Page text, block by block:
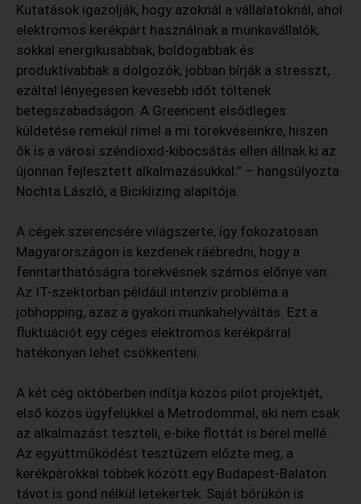
Kutatások igazolják, hogy azoknál a vállalatoknál, ahol
elektromos kerékpárt használnak a munkavállalók,
sokkal energikusabbak, boldogabbak és
produktívabbak a dolgozók, jobban bírják a stresszt,
ezáltal lényegesen kevesebb időt töltenek
betegszabadságon. A Greencent elsődleges
küldetése remekül rímel a mi törekvéseinkre, hiszen
ők is a városi széndioxid-kibocsátás ellen állnak ki az
újonnan fejlesztett alkalmazásukkal.” – hangsúlyozta
Nochta László, a Biciklizing alapítója.
A cégek szerencsére világszerte, így fokozatosan
Magyarországon is kezdenek ráébredni, hogy a
fenntarthatóságra törekvésnek számos előnye van.
Az IT-szektorban például intenzív probléma a
jobhopping, azaz a gyakori munkahelyváltás. Ezt a
fluktuációt egy céges elektromos kerékpárral
hatékonyan lehet csökkenteni.
A két cég októberben indítja közös pilot projektjét,
első közös ügyfelükkel a Metrodommal, aki nem csak
az alkalmazást teszteli, e-bike flottát is bérel mellé.
Az együttműködést tesztüzem előzte meg, a
kerékpárokkal többek között egy Budapest-Balaton
távot is gond nélkül letekertek. Saját bőrükön is